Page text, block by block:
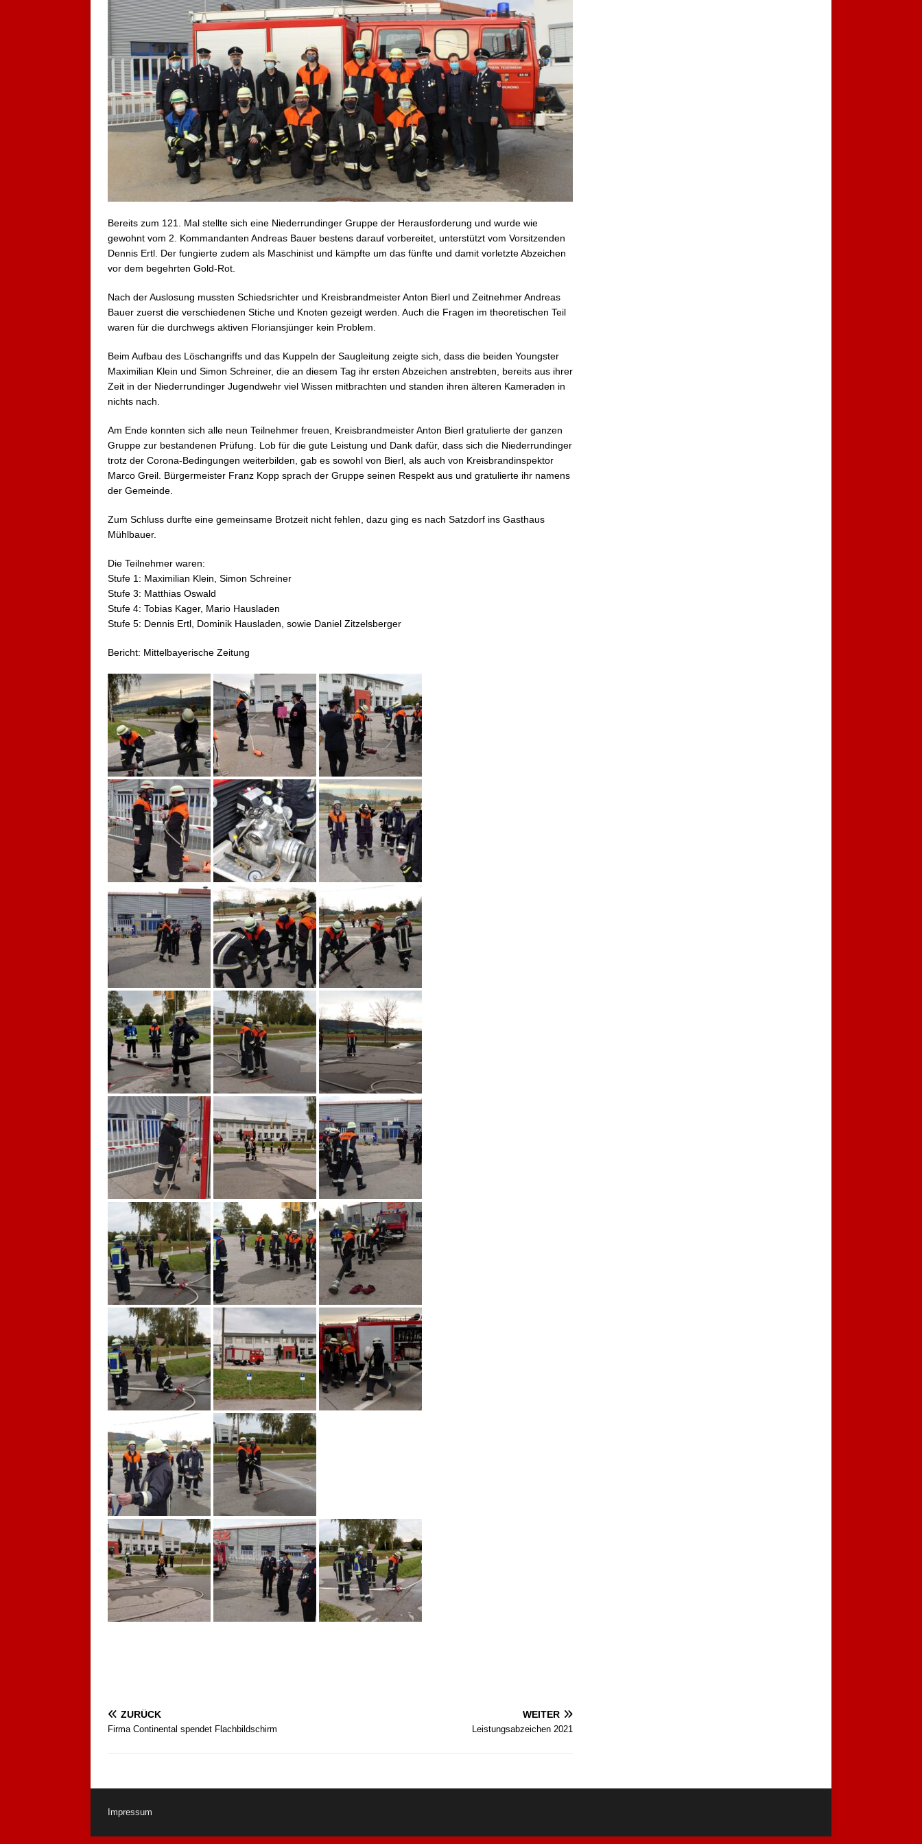
Bereits zum 121. Mal stellte sich eine Niederrundinger Gruppe der Herausforderung und wurde wie
gewohnt vom 2. Kommandanten Andreas Bauer bestens darauf vorbereitet, unterstützt vom Vorsitzenden
Dennis Ertl. Der fungierte zudem als Maschinist und kämpfte um das fünfte und damit vorletzte Abzeichen
vor dem begehrten Gold-Rot.
Nach der Auslosung mussten Schiedsrichter und Kreisbrandmeister Anton Bierl und Zeitnehmer Andreas
Bauer zuerst die verschiedenen Stiche und Knoten gezeigt werden. Auch die Fragen im theoretischen Teil
waren für die durchwegs aktiven Floriansjünger kein Problem.
Beim Aufbau des Löschangriffs und das Kuppeln der Saugleitung zeigte sich, dass die beiden Youngster
Maximilian Klein und Simon Schreiner, die an diesem Tag ihr ersten Abzeichen anstrebten, bereits aus ihrer
Zeit in der Niederrundinger Jugendwehr viel Wissen mitbrachten und standen ihren älteren Kameraden in
nichts nach.
Am Ende konnten sich alle neun Teilnehmer freuen, Kreisbrandmeister Anton Bierl gratulierte der ganzen
Gruppe zur bestandenen Prüfung. Lob für die gute Leistung und Dank dafür, dass sich die Niederrundinger
trotz der Corona-Bedingungen weiterbilden, gab es sowohl von Bierl, als auch von Kreisbrandinspektor
Marco Greil. Bürgermeister Franz Kopp sprach der Gruppe seinen Respekt aus und gratulierte ihr namens
der Gemeinde.
Zum Schluss durfte eine gemeinsame Brotzeit nicht fehlen, dazu ging es nach Satzdorf ins Gasthaus
Mühlbauer.
Die Teilnehmer waren:
Stufe 1: Maximilian Klein, Simon Schreiner
Stufe 3: Matthias Oswald
Stufe 4: Tobias Kager, Mario Hausladen
Stufe 5: Dennis Ertl, Dominik Hausladen, sowie Daniel Zitzelsberger
Bericht: Mittelbayerische Zeitung
ZURÜCK
Firma Continental spendet Flachbildschirm
WEITER
Leistungsabzeichen 2021
Impressum